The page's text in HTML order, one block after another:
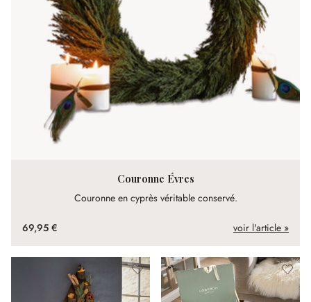
Couronne Évres
Couronne en cyprès véritable conservé.
69,95 € voir l'article »